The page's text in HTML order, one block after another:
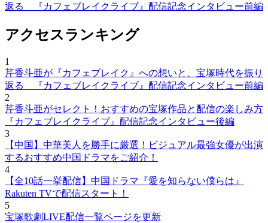
返る 『カフェブレイクライブ』配信記念インタビュー前編
アクセスランキング
1
芹香斗亜が『カフェブレイク』への想いと、宝塚時代を振り
返る 『カフェブレイクライブ』配信記念インタビュー前編
2
芹香斗亜がセレクト！おすすめの宝塚作品と配信の楽しみ方
『カフェブレイクライブ』配信記念インタビュー後編
3
【中国】中華美人を勝手に厳選！ビジュアル最強女優が出演
するおすすめ中国ドラマをご紹介！
4
【全10話一挙配信】中国ドラマ『愛を知らない僕らは』
Rakuten TVで配信スタート！
5
宝塚歌劇LIVE配信一覧ページを更新